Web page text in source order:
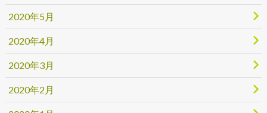
2020年5月
2020年4月
2020年3月
2020年2月